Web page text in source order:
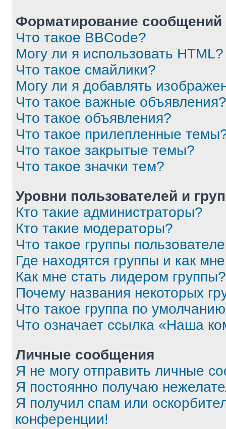
Форматирование
Что такое BBCode?
Могу ли я использовать HTML?
Что такое смайлики?
Могу ли я добавлять
Что такое важные объявления?
Что такое объявления?
Что такое прилепленные
Что такое закрытые темы?
Что такое значки тем?
Уровни пользователей и
Кто такие администраторы?
Кто такие модераторы?
Что такое группы
Где находятся группы и как
Как мне стать лидером группы?
Почему названия некоторых
Что такое группа по
Что означает ссылка «Наша
Личные сообщения
Я не могу отправить личные
Я постоянно получаю
Я получил спам или
конференции!